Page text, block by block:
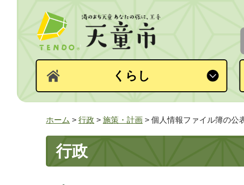
くらし
ホーム > 行政 > 施策・計画 > 個人情報ファイル簿の公
行政